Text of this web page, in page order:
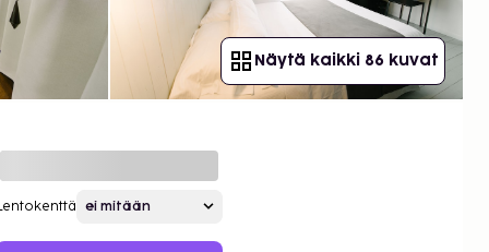
Näytä kaikki 86 kuvat